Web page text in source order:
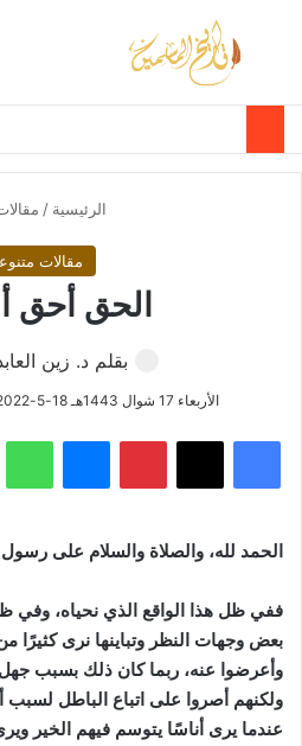
بحث عن
الرئيسية /
مقالات
الحق أحق
بقلم د. زين
الأربعاء 17 شوال 1443هـ 18-5-2022م
فيسبوك ‫X بينتيريستماسنجر
الحمد لله، والصلاة والسلام على رسول
ففي ظل هذا الواقع الذي نحياه، وفي
بعض وجهات النظر وتباينها نرى كثيرًا
وأعرضوا عنه، ربما كان ذلك بسبب جهل
ولكنهم أصروا على اتباع الباطل لسبب
عندما يرى أناسًا يتوسم فيهم الخير